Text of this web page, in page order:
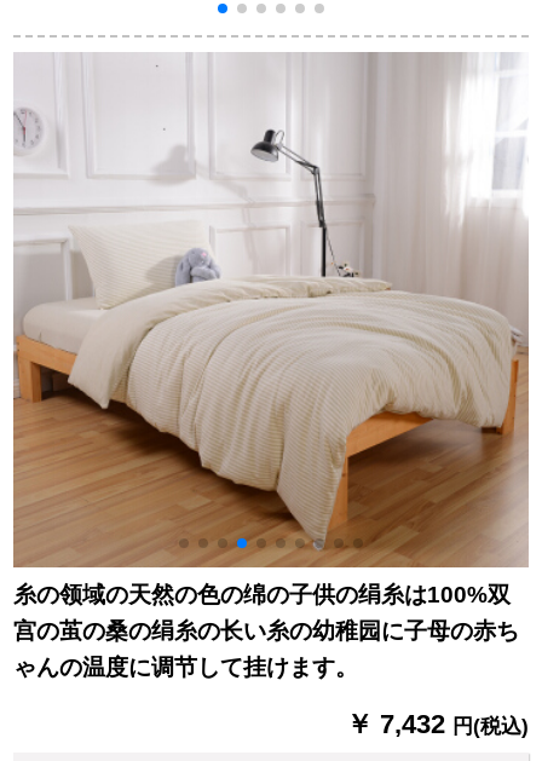
ベゼル150*200 cm标
准2 kg冬布団です。
ォー木綿夏ウォーク
されました。
生の子供达が単にダ
は150円です×200 cm
糸の领域の天然の色の绵の子供の绢糸は100%双
宫の茧の桑の绢糸の长い糸の幼稚园に子母の赤ち
ゃんの温度に调节して挂けます。
￥ 7,432 円(税込)